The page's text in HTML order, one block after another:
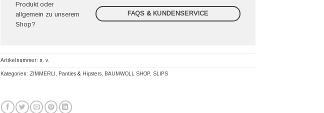
Produkt oder
allgemein zu unserem
Shop?
FAQS & KUNDENSERVICE
Artikelnummer: n. v.
Kategorien: ZIMMERLI Panties & Hipsters BAUMWOLL SHOP SLIPS